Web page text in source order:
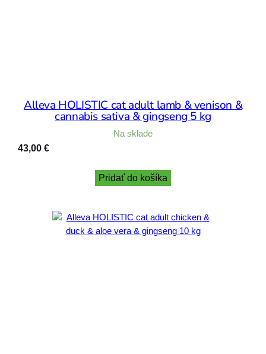
Alleva HOLISTIC cat adult lamb & venison &
cannabis sativa & gingseng 5 kg
Na sklade
43,00 €
Pridať do košíka